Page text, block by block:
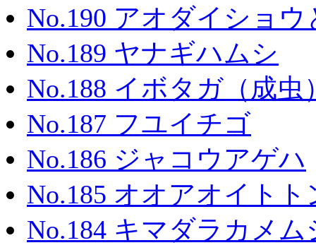
No.190 アオダイショ
No.189 ヤナギハムシ
No.188 イボタガ（成虫
No.187 フユイチゴ
No.186 ジャコウアゲハ
No.185 オオアオイトト
No.184 キマダラカメム